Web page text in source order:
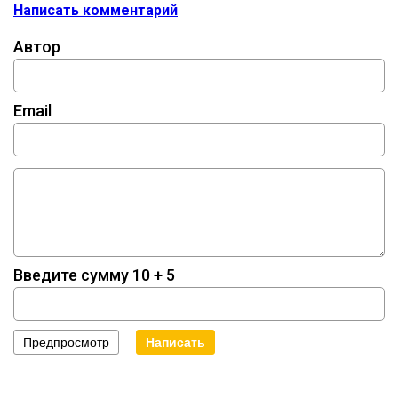
Написать комментарий
Автор
Email
Введите сумму 10 + 5